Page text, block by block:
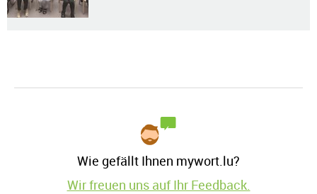
Wie gefällt Ihnen mywort.lu?
Wir freuen uns auf Ihr Feedback.